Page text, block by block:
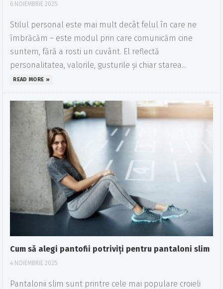
6 NOIEMBRIE 2025
Stilul personal este mai mult decât felul în care ne
îmbrăcăm – este modul prin care comunicăm cine
suntem, fără a rosti un cuvânt. El reflectă
personalitatea, valorile, gusturile și chiar starea...
READ MORE »
Cum să alegi pantofii potriviți pentru pantaloni slim
4 NOIEMBRIE 2025
Pantalonii slim sunt printre cele mai populare croieli